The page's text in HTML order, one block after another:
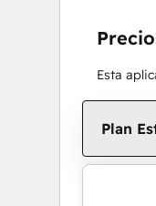
Esta
Plan